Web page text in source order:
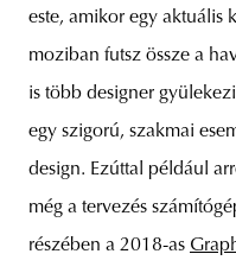
este, amikor egy aktuális
moziban futsz össze a
is több designer
egy szigorú, szakmai
design. Ezúttal például
még a tervezés
részében a 2018-as